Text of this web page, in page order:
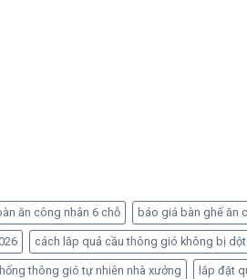
ăn công nhân 6 chỗ báo giá bàn ghế ăn
cách lắp quả cầu thông gió không bị dột
thông gió tự nhiên nhà xưởng lắp đặt